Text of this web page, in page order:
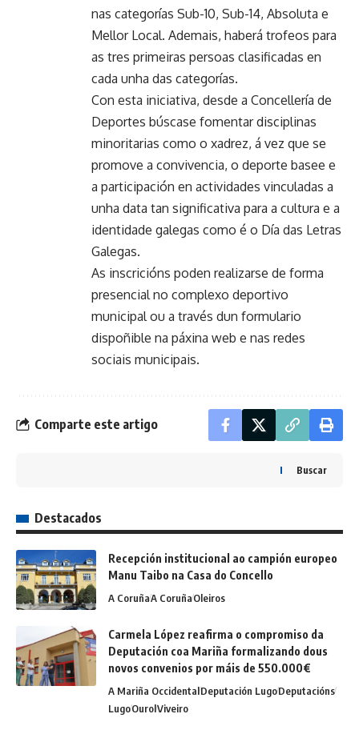
nas categorías Sub-10, Sub-14, Absoluta e
Mellor Local. Ademais, haberá trofeos para
as tres primeiras persoas clasificadas en
cada unha das categorías.
Con esta iniciativa, desde a Concellería de
Deportes búscase fomentar disciplinas
minoritarias como o xadrez, á vez que se
promove a convivencia, o deporte basee e
a participación en actividades vinculadas a
unha data tan significativa para a cultura e a
identidade galegas como é o Día das Letras
Galegas.
As inscricións poden realizarse de forma
presencial no complexo deportivo
municipal ou a través dun formulario
dispoñible na páxina web e nas redes
sociais municipais.
Comparte este artigo
Buscar
Destacados
Recepción institucional ao campión europeo
Manu Taibo na Casa do Concello
A CoruñaA CoruñaOleiros
Carmela López reafirma o compromiso da
Deputación coa Mariña formalizando dous
novos convenios por máis de 550.000€
A Mariña OccidentalDeputación LugoDeputacións
LugoOurolViveiro